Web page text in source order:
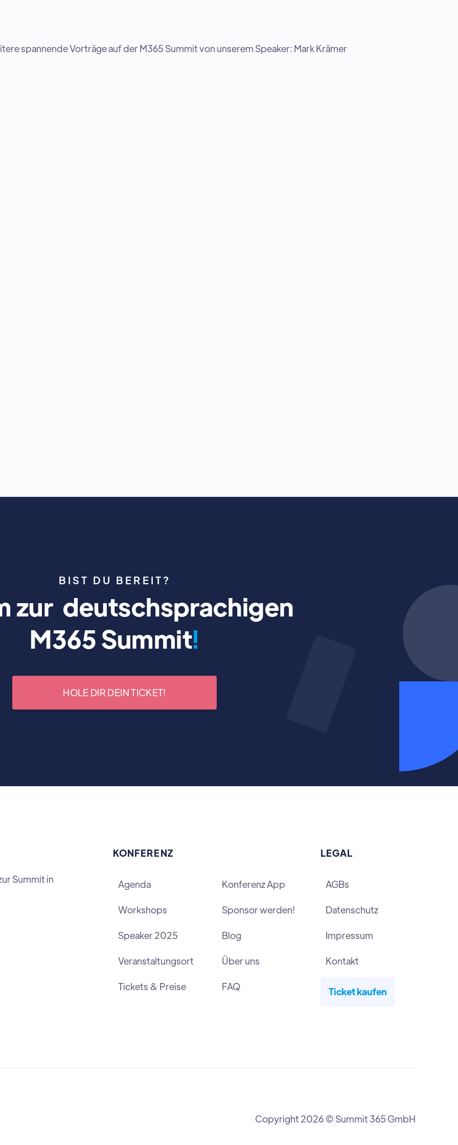
spannende Vorträge auf der M365 Summit von unserem Speaker: Mark Krämer
BIST DU BEREIT?
zur deutschsprachigen
M365 Summit!
HOLE DIR DEIN TICKET!
Summit in
KONFERENZ
Agenda
Workshops
Speaker 2025
Veranstaltungsort
Tickets & Preise
Konferenz App
Sponsor werden!
Blog
Über uns
FAQ
LEGAL
AGBs
Datenschutz
Impressum
Kontakt
Ticket kaufen
Copyright 2026 © Summit 365 GmbH